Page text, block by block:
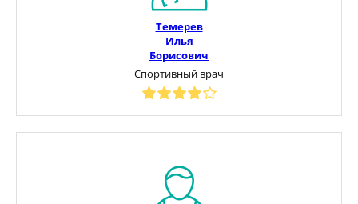
Темерев
Илья
Борисович
Спортивный врач